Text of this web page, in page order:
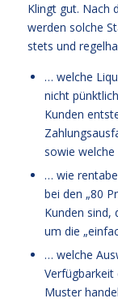
Klingt gut. Nach
werden solche
stets und
… welche
nicht
Kunden
sowie
… wie
bei den „80
Kunden sind,
um die
… welche
Verfügbarkeit
Muster